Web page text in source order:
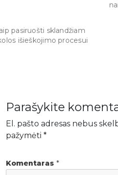
pasiruošti sklandžiam
išieškojimo procesui
Parašykite
El. pašto adresas nebus
pažymėti *
Komentaras *